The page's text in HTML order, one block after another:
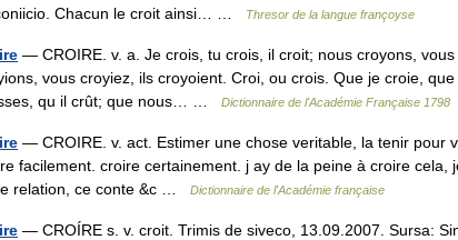
Chacun le croit ainsi… …
Thresor de la langue françoyse
— CROIRE. v. a. Je crois, tu crois, il croit; nous croyons,
vous croyiez, ils croyoient. Croi, ou crois. Que je croie,
qu il crût; que nous… …
Dictionnaire de l'Académie Française 1798
— CROIRE. v. act. Estimer une chose veritable, la tenir pour
facilement. croire certainement. j ay de la peine à croire cela,
relation, ce conte &c …
Dictionnaire de l'Académie française
— CROÍRE s. v. croit. Trimis de siveco, 13.09.2007. Sursa: